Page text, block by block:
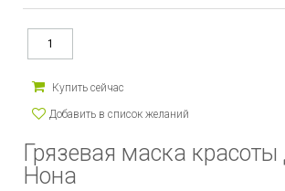
Купить сейчас
Грязевая маска красоты
Нона